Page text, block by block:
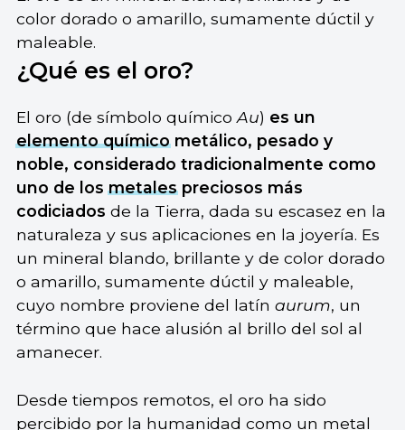
color dorado o amarillo, sumamente dúctil y
maleable.
¿Qué es el oro?
El oro (de símbolo químicoAu) es un
elemento químicometálico, pesado y
noble, considerado tradicionalmente como
uno de losmetalespreciosos más
codiciados de la Tierra, dada su escasez en la
naturaleza y sus aplicaciones en la joyería. Es
un mineral blando, brillante y de color dorado
o amarillo, sumamente dúctil y maleable,
cuyo nombre proviene del latín aurum, un
término que hace alusión al brillo del sol al
amanecer.
Desde tiempos remotos, el oro ha sido
percibido por la humanidad como un metal